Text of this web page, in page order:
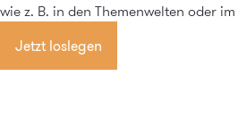
wie z. B. in den Themenwelten oder im
Jetzt loslegen